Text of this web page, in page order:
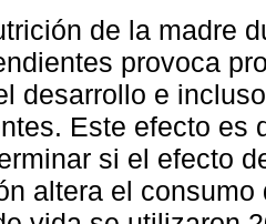
de la madre
provoca
desarrollo e
Este efecto es
si el efecto
altera el